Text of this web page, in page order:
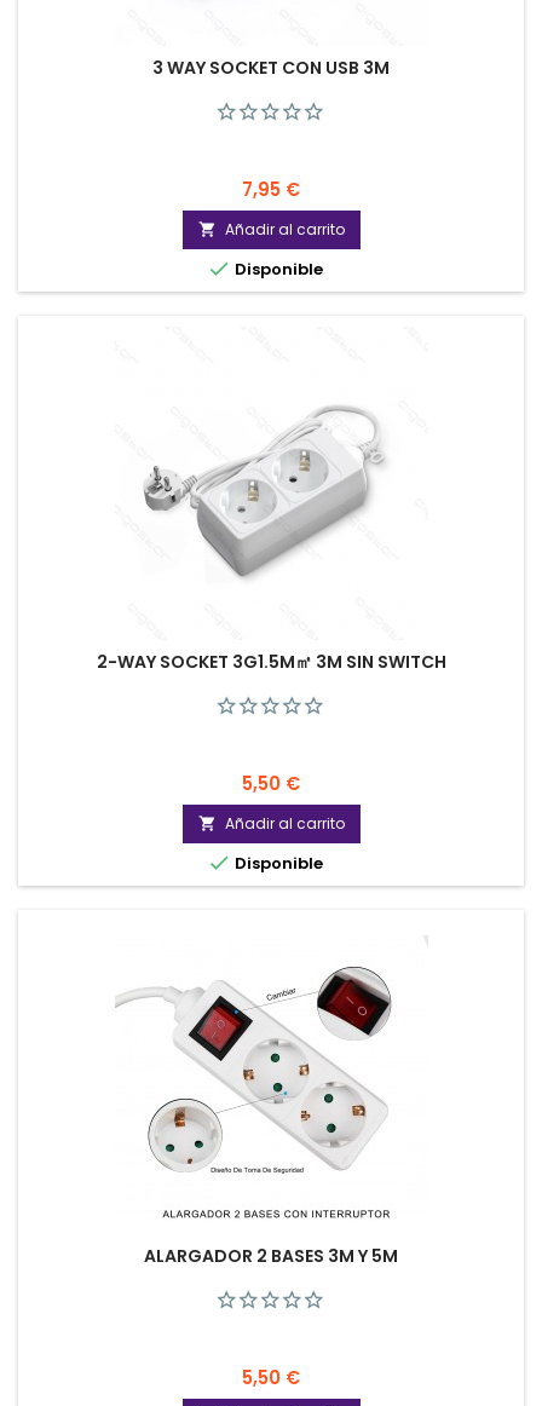
3 WAY SOCKET CON USB 3M
Precio
7,95 €
 Añadir al carrito
 Disponible
2-WAY SOCKET 3G1.5M㎡ 3M SIN SWITCH
Precio
5,50 €
 Añadir al carrito
 Disponible
ALARGADOR 2 BASES 3M Y 5M
Precio
5,50 €